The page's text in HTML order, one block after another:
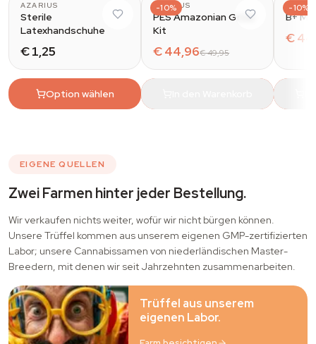
AZARIUS
Sterile
Latexhandschuhe
€ 1,25
Option wählen
-10%
AZARIUS
PES Amazonian Grow
Kit
€ 44,96€ 49,95
-10%
B+
€
EIGENE QUELLEN
Zwei Farmen hinter jeder Bestellung.
Wir verkaufen nichts weiter, wofür wir nicht bürgen können.
Unsere Trüffel kommen aus unserem eigenen GMP-zertifizierten
Labor; unsere Cannabissamen von niederländischen Master-
Breedern, mit denen wir seit Jahrzehnten zusammenarbeiten.
Trüffel aus unserem
eigenen Labor.